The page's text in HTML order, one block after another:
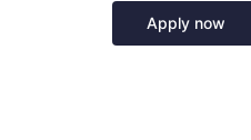
Apply now